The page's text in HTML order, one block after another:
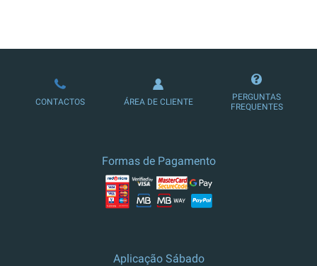
LOJA DE ASSINATURAS
CONTACTOS ÁREA DE CLIENTE
PERGUNTAS
FREQUENTES
Formas de Pagamento
Aplicação Sábado